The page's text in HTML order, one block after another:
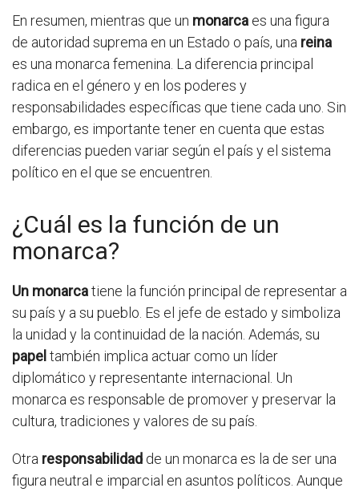
En resumen, mientras que un monarca es una figura
de autoridad suprema en un Estado o país, una reina
es una monarca femenina. La diferencia principal
radica en el género y en los poderes y
responsabilidades específicas que tiene cada uno. Sin
embargo, es importante tener en cuenta que estas
diferencias pueden variar según el país y el sistema
político en el que se encuentren.
¿Cuál es la función de un
monarca?
Un monarcatiene la función principal de representar a
su país y a su pueblo. Es el jefe de estado y simboliza
la unidad y la continuidad de la nación. Además, su
papel también implica actuar como un líder
diplomático y representante internacional. Un
monarca es responsable de promover y preservar la
cultura, tradiciones y valores de su país.
Otra responsabilidad de un monarca es la de ser una
figura neutral e imparcial en asuntos políticos. Aunque